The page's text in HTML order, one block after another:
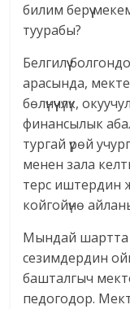
билим берүү
туурабы?
Белгилүү
арасында,
бөлүнүүчүлүк,
финансылык
тургай үрөй
менен зала
терс иштердин
койгойүнө
Мындай
сезимдердин
башталгыч
педогодор.